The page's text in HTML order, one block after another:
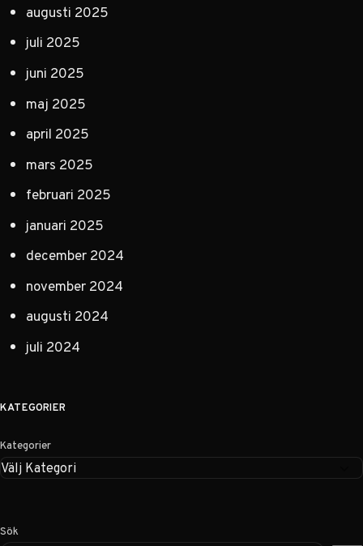
augusti 2025
juli 2025
juni 2025
maj 2025
april 2025
mars 2025
februari 2025
januari 2025
december 2024
november 2024
augusti 2024
juli 2024
KATEGORIER
Kategorier
Sök